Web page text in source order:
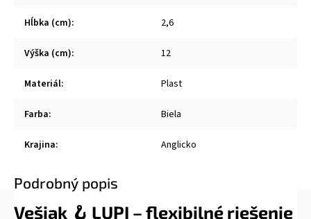
Hĺbka (cm): 2,6
Výška (cm): 12
Materiál: Plast
Farba: Biela
Krajina: Anglicko
Podrobný popis
Vešiak 🪝 LUPI – flexibilné riešenie